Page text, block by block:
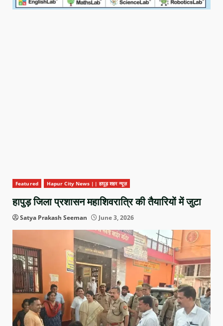
Featured Hapur City News || हापुड़ शहर न्यूज़
हापुड़ जिला प्रशासन महाशिवरात्रि की तैयारियों में जुटा
Satya Prakash Seeman June 3, 2026